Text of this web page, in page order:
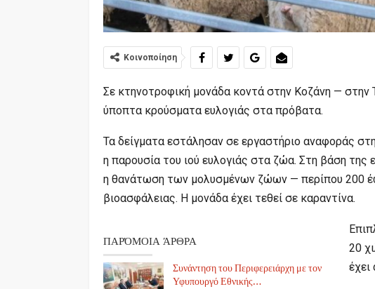
Κοινοποίηση
Σε κτηνοτροφική μονάδα κοντά στην Κοζάνη —
ύποπτα κρούσματα ευλογιάς στα πρόβατα.
Τα δείγματα εστάλησαν σε εργαστήριο αναφοράς
η παρουσία του ιού ευλογιάς στα ζώα. Στη βάση
η θανάτωση των μολυσμένων ζώων — περίπου 200
βιοασφάλειας. Η μονάδα έχει τεθεί σε καραντίνα.
ΠΑΡΌΜΟΙΑ ΆΡΘΡΑ
Συνάντηση του Περιφερειάρχη με τον
Υφυπουργό Εθνικής…
20